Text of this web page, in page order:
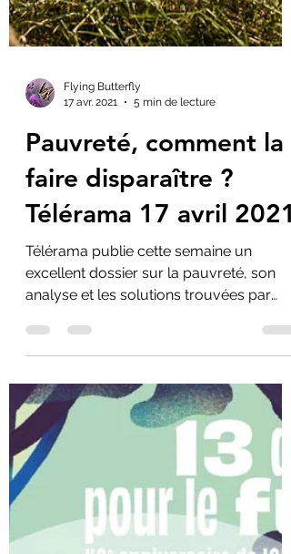
17 avr. 2021
Pauvreté, comment la
faire disparaître ?
Télérama 17 avril 2021
Télérama publie cette semaine un
excellent dossier sur la pauvreté, son
analyse et les solutions trouvées par